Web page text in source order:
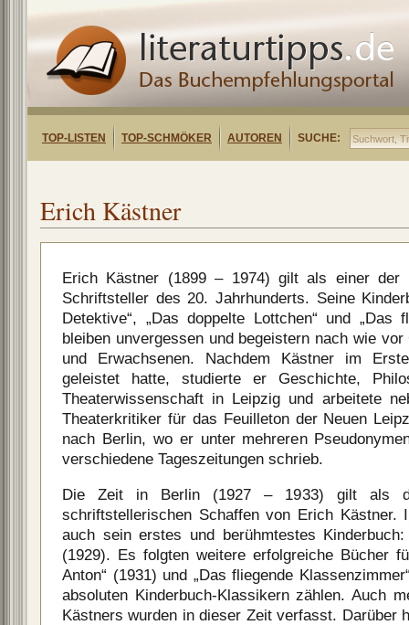
TOP-LISTEN TOP-SCHMÖKER AUTOREN SUCHE:
Erich Kästner
Erich Kästner (1899 – 1974) gilt als einer der
Schriftsteller des 20. Jahrhunderts. Seine
Detektive“, „Das doppelte Lottchen“ und „Das
bleiben unvergessen und begeistern nach wie
und Erwachsenen. Nachdem Kästner im
geleistet hatte, studierte er Geschichte,
Theaterwissenschaft in Leipzig und arbeitete
Theaterkritiker für das Feuilleton der Neuen
nach Berlin, wo er unter mehreren
verschiedene Tageszeitungen schrieb.
Die Zeit in Berlin (1927 – 1933) gilt als
schriftstellerischen Schaffen von Erich Kästner.
auch sein erstes und berühmtestes
(1929). Es folgten weitere erfolgreiche Bücher
Anton“ (1931) und „Das fliegende
absoluten Kinderbuch-Klassikern zählen. Auch
Kästners wurden in dieser Zeit verfasst. Darüber